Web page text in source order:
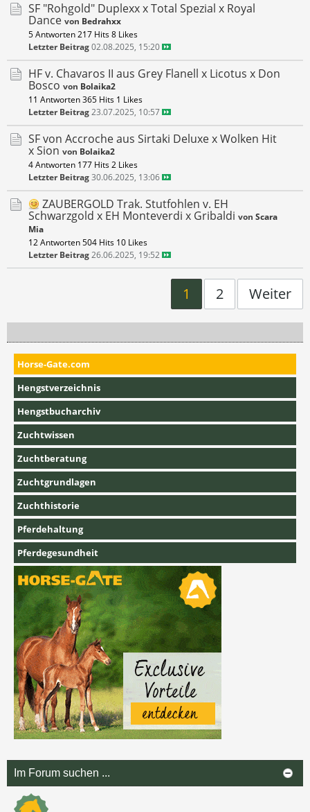
SF "Rohgold" Duplexx x Total Spezial x Royal
Dance von Bedrahxx
5 Antworten 217 Hits8 Likes
Letzter Beitrag02.08.2025, 15:20
HF v. Chavaros II aus Grey Flanell x Licotus x Don
Bosco von Bolaika2
11 Antworten365 Hits 1 Likes
Letzter Beitrag 23.07.2025, 10:57
SF von Accroche aus Sirtaki Deluxe x Wolken Hit
x Sion von Bolaika2
4 Antworten 177 Hits 2 Likes
Letzter Beitrag 30.06.2025, 13:06
ZAUBERGOLD Trak. Stutfohlen v. EH
Schwarzgold x EH Monteverdi x Gribaldi von Scara
Mia
12 Antworten 504 Hits 10 Likes
Letzter Beitrag 26.06.2025, 19:52
1 2 Weiter
Horse-Gate.com
Hengstverzeichnis
Hengstbucharchiv
Zuchtwissen
Zuchtberatung
Zuchtgrundlagen
Zuchthistorie
Pferdehaltung
Pferdegesundheit
Im Forum suchen ...